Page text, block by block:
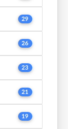
29
26
23
21
19